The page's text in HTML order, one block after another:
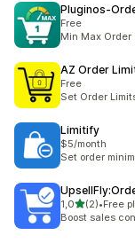
Free
Min Max Order
AZ Order
Free
Set Order
Limitify
$5/month
Set order
1,0/ 5 tähteä
(2)
2 arvostelua
•Free
Boost sales